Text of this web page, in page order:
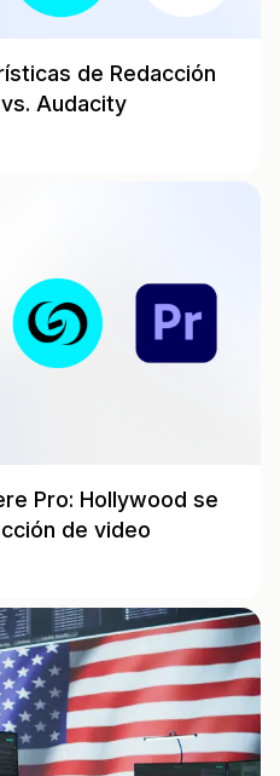
de Redacción
Audacity
Pro: Hollywood se
de video